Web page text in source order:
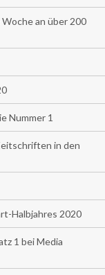
an über 200
Nummer 1
in den
Halbjahres 2020
1 bei Media